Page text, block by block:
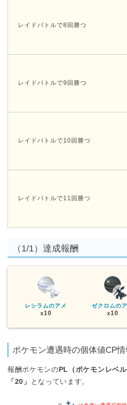
レイドバトルで8回勝つ
レイドバトルで9回勝つ
レイドバトルで10回勝つ
レイドバトルで11回勝つ
（1/1）達成報酬
レシラムのアメ
x10
ゼクロムの
x10
ポケモン遭遇時の個体値CP情
報酬ポケモンの PL（ポケモンレベ
「20」
となっています。